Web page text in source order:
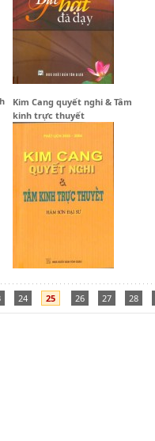
Kim Cang quyết nghi & Tâm
kinh trực thuyết
24 25 26 27 28